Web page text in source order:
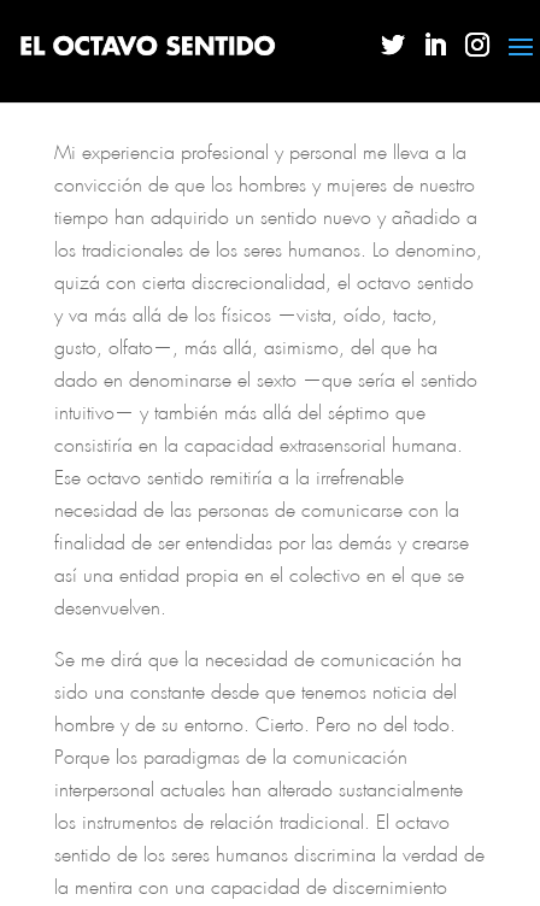
Mi experiencia profesional y personal me lleva a la
convicción de que los hombres y mujeres de nuestro
tiempo han adquirido un sentido nuevo y añadido a
los tradicionales de los seres humanos. Lo denomino,
quizá con cierta discrecionalidad, el octavo sentido
y va más allá de los físicos —vista, oído, tacto,
gusto, olfato—, más allá, asimismo, del que ha
dado en denominarse el sexto —que sería el sentido
intuitivo— y también más allá del séptimo que
consistiría en la capacidad extrasensorial humana.
Ese octavo sentido remitiría a la irrefrenable
necesidad de las personas de comunicarse con la
finalidad de ser entendidas por las demás y crearse
así una entidad propia en el colectivo en el que se
desenvuelven.
Se me dirá que la necesidad de comunicación ha
sido una constante desde que tenemos noticia del
hombre y de su entorno. Cierto. Pero no del todo.
Porque los paradigmas de la comunicación
interpersonal actuales han alterado sustancialmente
los instrumentos de relación tradicional. El octavo
sentido de los seres humanos discrimina la verdad de
la mentira con una capacidad de discernimiento